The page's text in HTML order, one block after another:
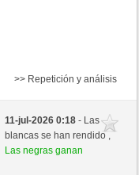
>> Repetición y análisis
11-jul-2026 0:18- Las
blancas se han rendido ,
Las negras ganan